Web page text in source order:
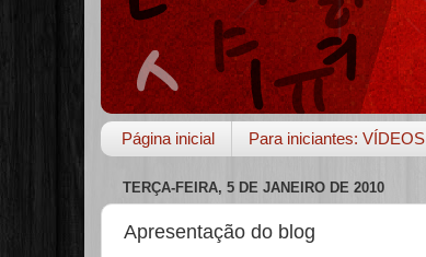
Página inicial Para iniciantes: VÍDEOS
TERÇA-FEIRA, 5 DE JANEIRO DE 2010
Apresentação do blog